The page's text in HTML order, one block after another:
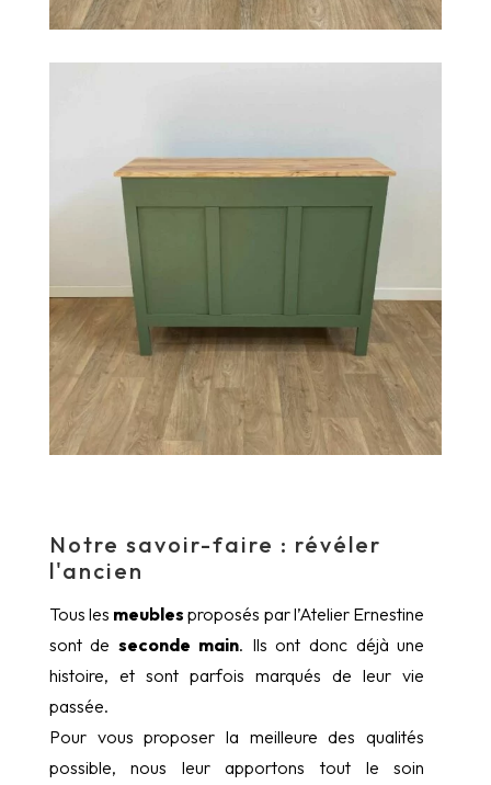
Notre savoir-faire : révéler
l'ancien
Tous les meubles proposés par l’Atelier Ernestine
sont de seconde main. Ils ont donc déjà une
histoire, et sont parfois marqués de leur vie
passée.
Pour vous proposer la meilleure des qualités
possible, nous leur apportons tout le soin